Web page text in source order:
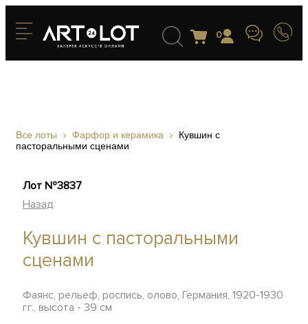
0
Все лоты Фарфор и керамика
Кувшин с
пасторальными сценами
Лот №3837
Назад
Кувшин с пасторальными
сценами
Фаянс, рельеф, роспись, олово, Германия, 1920-1930
гг., высота - 39 см